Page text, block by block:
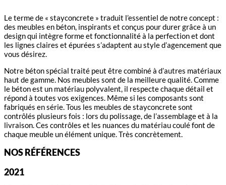
Le terme de « stayconcrete » traduit l’essentiel de notre concept :
des meubles en béton, inspirants et conçus pour durer grâce à un
design qui intègre forme et fonctionnalité à la perfection et dont
les lignes claires et épurées s’adaptent au style d’agencement que
vous désirez.
Notre béton spécial traité peut être combiné à d’autres matériaux
haut de gamme. Nos meubles sont de la meilleure qualité. Comme
le béton est un matériau polyvalent, il respecte chaque détail et
répond à toutes vos exigences. Même si les composants sont
fabriqués en série. Tous les meubles de stayconcrete sont
contrôlés plusieurs fois : lors du polissage, de l’assemblage et à la
livraison. Ces contrôles et les nuances du matériau coulé font de
chaque meuble un élément unique. Très concrètement.
NOS RÉFÉRENCES
2021